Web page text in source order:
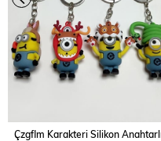
Çzgflm Karakteri Silikon